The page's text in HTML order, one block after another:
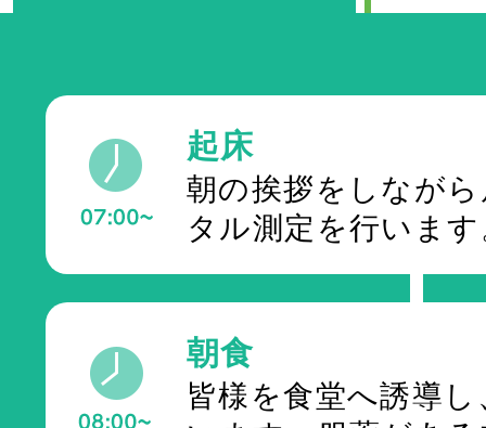
会社案内
プライバシーポリシー
起床
朝の挨拶をしなが
タル測定を行いま
朝食
皆様を食堂へ誘導